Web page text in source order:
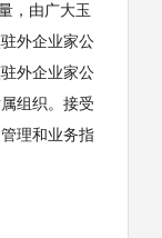
，由广大玉
外企业家公
外企业家公
组织。接受
理和业务指